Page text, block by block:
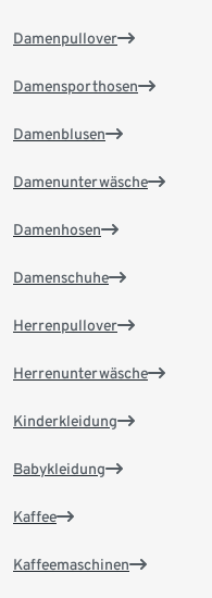
Damenpullover
Damensporthosen
Damenblusen
Damenunterwäsche
Damenhosen
Damenschuhe
Herrenpullover
Herrenunterwäsche
Kinderkleidung
Babykleidung
Kaffee
Kaffeemaschinen